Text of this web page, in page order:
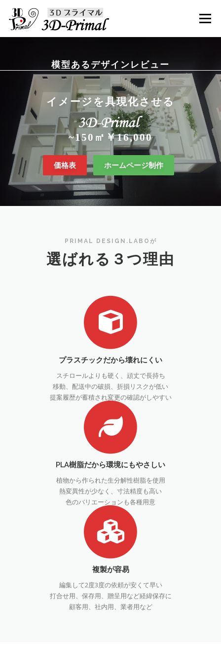
キ
メニュー
お問い合わせ
模型あるデザインレビュー
イメージを具現化させる
~150㎡￥16,000
価格表 ホームページ制作
PRIMAL DESIGN.LABOが
選ばれる３つ理由
プラスチックだから壊れにくい
スチロールよりも硬く、頑丈で長持ち
移動、配送中の破損、折損リスクが低い
提案履歴が蓄積され変更の確認がしやすい
PLA樹脂だから環境にもやさしい
植物から作られた生分解性樹脂を使用
熱変異性が少なく、寸法精度も高い
色のバリエーションも各種用意
複製が容易
編集して2度3度の依頼が安くて早い
打合せ用、保存用、贈呈用など経緯保存に
顧客用、社内用、業者用など